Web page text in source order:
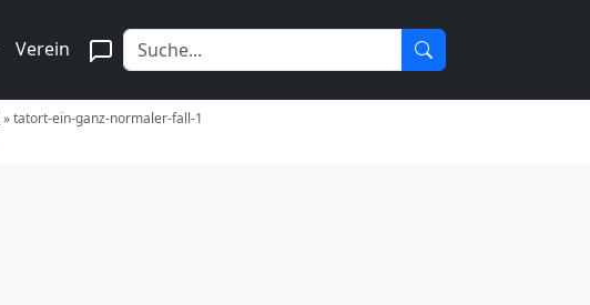
Verein
»tatort-ein-ganz-normaler-fall-1